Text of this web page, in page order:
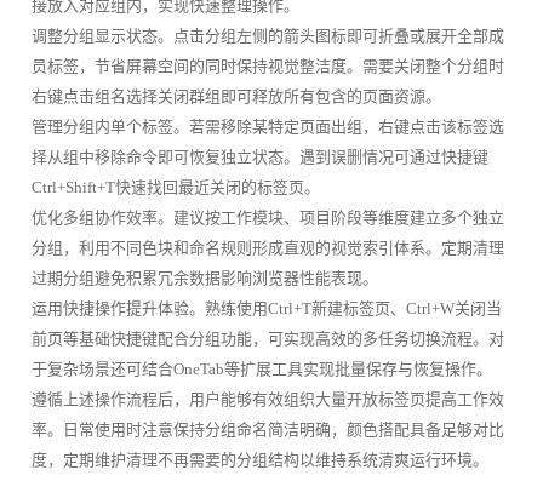
接放入对应组内，实现快速整理操作。
调整分组显示状态。点击分组左侧的箭头图标即可折叠或展开全部成
员标签，节省屏幕空间的同时保持视觉整洁度。需要关闭整个分组时
右键点击组名选择关闭群组即可释放所有包含的页面资源。
管理分组内单个标签。若需移除某特定页面出组，右键点击该标签选
择从组中移除命令即可恢复独立状态。遇到误删情况可通过快捷键
Ctrl+Shift+T快速找回最近关闭的标签页。
优化多组协作效率。建议按工作模块、项目阶段等维度建立多个独立
分组，利用不同色块和命名规则形成直观的视觉索引体系。定期清理
过期分组避免积累冗余数据影响浏览器性能表现。
运用快捷操作提升体验。熟练使用Ctrl+T新建标签页、Ctrl+W关闭当
前页等基础快捷键配合分组功能，可实现高效的多任务切换流程。对
于复杂场景还可结合OneTab等扩展工具实现批量保存与恢复操作。
遵循上述操作流程后，用户能够有效组织大量开放标签页提高工作效
率。日常使用时注意保持分组命名简洁明确，颜色搭配具备足够对比
度，定期维护清理不再需要的分组结构以维持系统清爽运行环境。